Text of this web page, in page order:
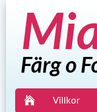
Villkor